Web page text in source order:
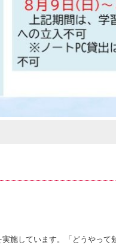
施しています。「どうやって